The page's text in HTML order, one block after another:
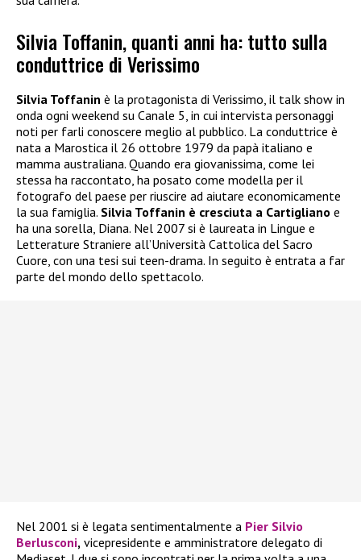
Silvia Toffanin, quanti anni ha: tutto sulla
conduttrice di Verissimo
Silvia Toffanin è la protagonista di Verissimo, il talk show in
onda ogni weekend su Canale 5, in cui intervista personaggi
noti per farli conoscere meglio al pubblico. La conduttrice è
nata a Marostica il 26 ottobre 1979 da papà italiano e
mamma australiana. Quando era giovanissima, come lei
stessa ha raccontato, ha posato come modella per il
fotografo del paese per riuscire ad aiutare economicamente
la sua famiglia. Silvia Toffanin è cresciuta a Cartigliano e
ha una sorella, Diana. Nel 2007 si è laureata in Lingue e
Letterature Straniere all’Università Cattolica del Sacro
Cuore, con una tesi sui teen-drama. In seguito è entrata a far
parte del mondo dello spettacolo.
Nel 2001 si è legata sentimentalmente a Pier Silvio
Berlusconi, vicepresidente e amministratore delegato di